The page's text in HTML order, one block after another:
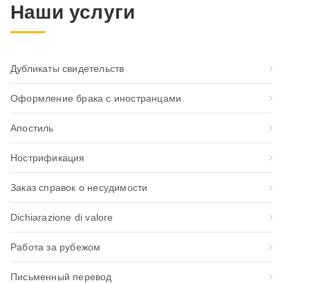
Наши услуги
Дубликаты свидетельств
Оформление брака с иностранцами
Апостиль
Нострификация
Заказ справок о несудимости
Dichiarazione di valore
Работа за рубежом
Письменный перевод